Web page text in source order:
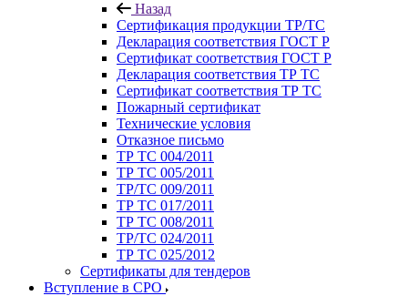
Назад
Сертификация продукции ТР/ТС
Декларация соответствия ГОСТ Р
Сертификат соответствия ГОСТ Р
Декларация соответствия ТР ТС
Сертификат соответствия ТР ТС
Пожарный сертификат
Технические условия
Отказное письмо
ТР ТС 004/2011
ТР ТС 005/2011
ТР/ТС 009/2011
ТР ТС 017/2011
ТР ТС 008/2011
ТР/ТС 024/2011
ТР ТС 025/2012
Сертификаты для тендеров
Вступление в СРО